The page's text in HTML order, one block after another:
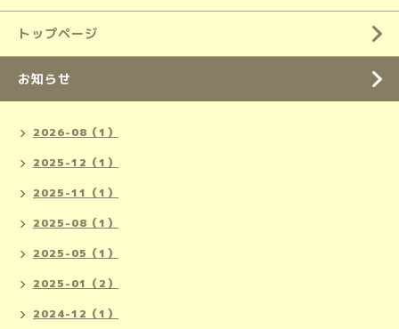
トップページ
お知らせ
2026-08（1）
2025-12（1）
2025-11（1）
2025-08（1）
2025-05（1）
2025-01（2）
2024-12（1）